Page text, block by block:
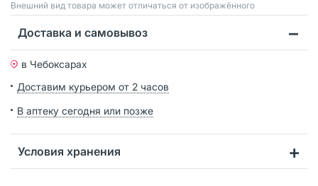
Bнешний вид товара может отличаться от изображённого
Доставка и самовывоз
в Чебоксарах
Доставим курьером от 2 часов
В аптеку сегодня или позже
Условия хранения